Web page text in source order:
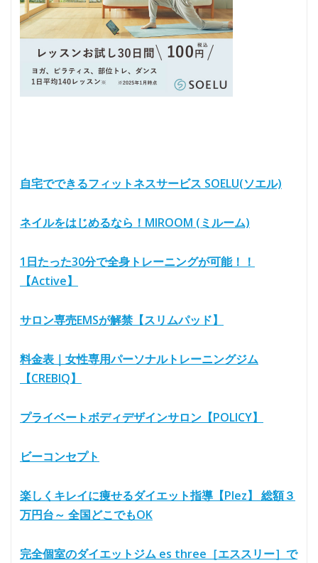
自宅でできるフィットネスサービス SOELU(ソエル)
ネイルをはじめるなら！MIROOM (ミルーム)
1日たった30分で全身トレーニングが可能！！
【Active】
サロン専売EMSが解禁【スリムパッド】
料金表｜女性専用パーソナルトレーニングジム
【CREBIQ】
プライベートボディデザインサロン【POLICY】
ビーコンセプト
楽しくキレイに痩せるダイエット指導【Plez】 総額３
万円台～ 全国どこでもOK
完全個室のダイエットジム es three［エススリー］で